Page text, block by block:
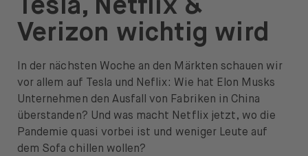
Wissen
Glossar
Investieren lernen
Investieren in
Aktien & ETFs
Tesla, Netflix &
Verizon wichtig wird
In der nächsten Woche an den Märkten schauen wir
vor allem auf Tesla und Neflix: Wie hat Elon Musks
Unternehmen den Ausfall von Fabriken in China
überstanden? Und was macht Netflix jetzt, wo die
Pandemie quasi vorbei ist und weniger Leute auf
dem Sofa chillen wollen?